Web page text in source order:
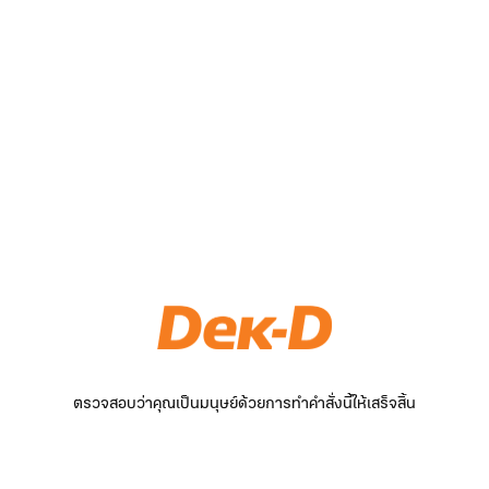
ตรวจสอบว่าคุณเป็นมนุษย์ด้วยการทำคำสั่งนี้ให้เสร็จสิ้น